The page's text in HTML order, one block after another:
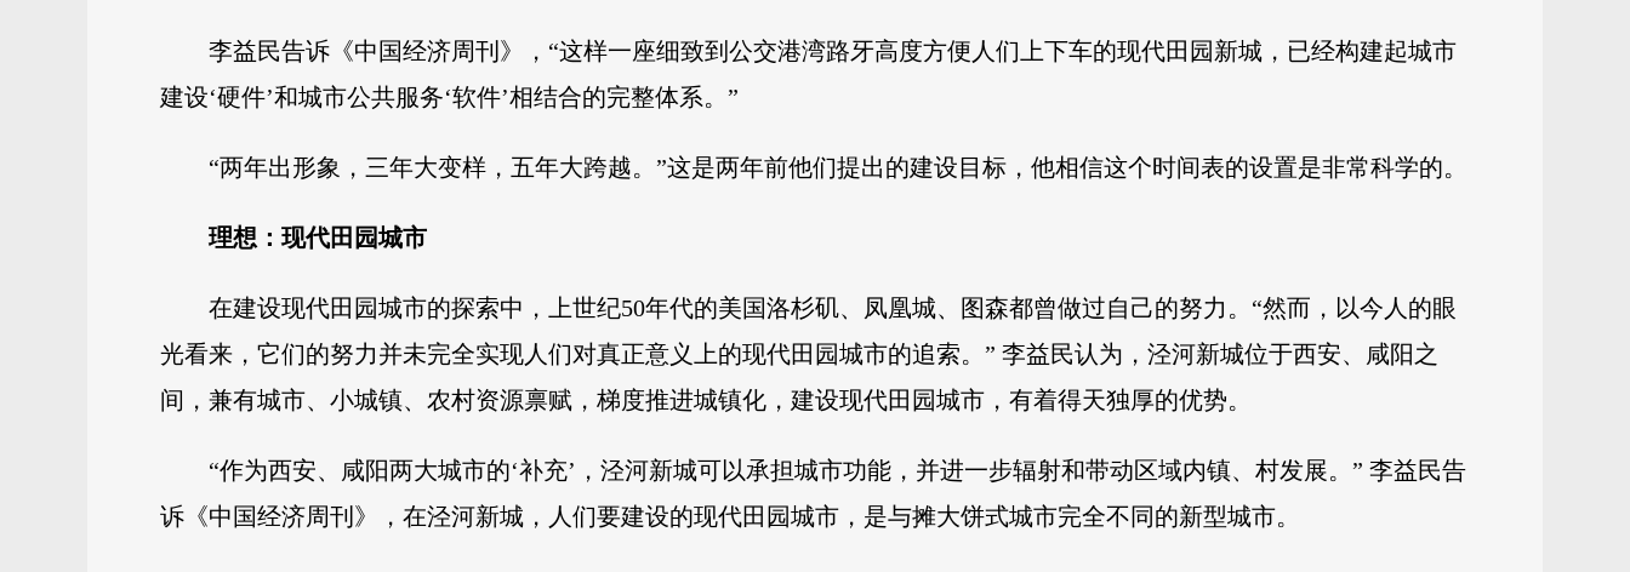
李益民告诉《中国经济周刊》，“这样一座细致到公交港湾路牙高度方便人们上下车的现代田园新城，已经构建起城市
建设‘硬件’和城市公共服务‘软件’相结合的完整体系。”
“两年出形象，三年大变样，五年大跨越。”这是两年前他们提出的建设目标，他相信这个时间表的设置是非常科学的。
理想：现代田园城市
在建设现代田园城市的探索中，上世纪50年代的美国洛杉矶、凤凰城、图森都曾做过自己的努力。“然而，以今人的眼
光看来，它们的努力并未完全实现人们对真正意义上的现代田园城市的追索。” 李益民认为，泾河新城位于西安、咸阳之
间，兼有城市、小城镇、农村资源禀赋，梯度推进城镇化，建设现代田园城市，有着得天独厚的优势。
“作为西安、咸阳两大城市的‘补充’，泾河新城可以承担城市功能，并进一步辐射和带动区域内镇、村发展。” 李益民告
诉《中国经济周刊》，在泾河新城，人们要建设的现代田园城市，是与摊大饼式城市完全不同的新型城市。